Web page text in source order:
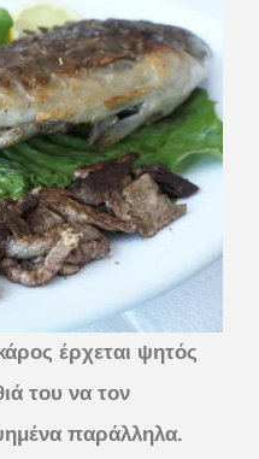
έρχεται ψητός
του να τον
παράλληλα.